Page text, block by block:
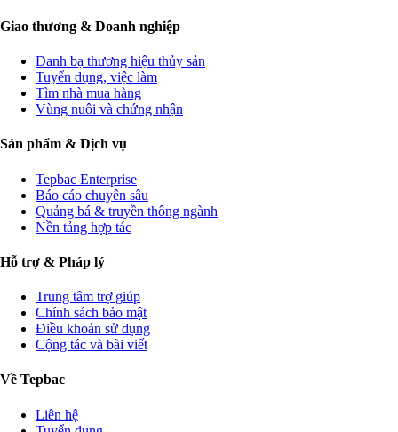
Giao thương & Doanh nghiệp
Danh bạ thương hiệu thủy sản
Tuyển dụng, việc làm
Tìm nhà mua hàng
Vùng nuôi và chứng nhận
Sản phẩm & Dịch vụ
Tepbac Enterprise
Báo cáo chuyên sâu
Quảng bá & truyền thông ngành
Nền tảng hợp tác
Hỗ trợ & Pháp lý
Trung tâm trợ giúp
Chính sách bảo mật
Điều khoản sử dụng
Cộng tác và bài viết
Về Tepbac
Liên hệ